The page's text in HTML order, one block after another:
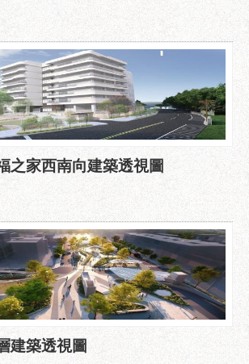
之家西南向建築透視圖
建築透視圖